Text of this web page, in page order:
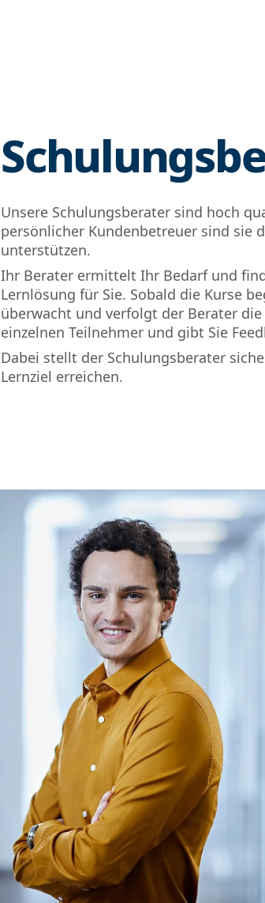
Unsere Schulungsberater sind hoch
persönlicher Kundenbetreuer sind sie
unterstützen.
Ihr Berater ermittelt Ihr Bedarf und
Lernlösung für Sie. Sobald die Kurse
überwacht und verfolgt der Berater
einzelnen Teilnehmer und gibt Sie
Dabei stellt der Schulungsberater
Lernziel erreichen.